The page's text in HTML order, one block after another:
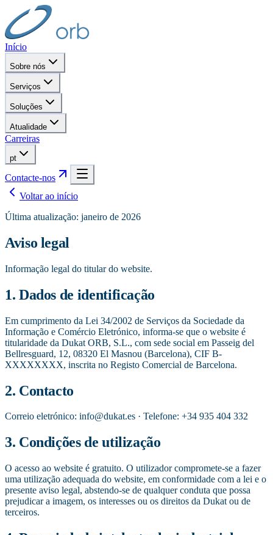
Início
Sobre nós
Serviços
Soluções
Atualidade
Carreiras
pt
Contacte-nos
Voltar ao início
Última atualização: janeiro de 2026
Aviso legal
Informação legal do titular do website.
1. Dados de identificação
Em cumprimento da Lei 34/2002 de Serviços da Sociedade da
Informação e Comércio Eletrónico, informa-se que o website é
titularidade da Dukat ORB, S.L., com sede social em Passeig del
Bellresguard, 12, 08320 El Masnou (Barcelona), CIF B-
XXXXXXXX, inscrita no Registo Comercial de Barcelona.
2. Contacto
Correio eletrónico: info@dukat.es · Telefone: +34 935 404 332
3. Condições de utilização
O acesso ao website é gratuito. O utilizador compromete-se a fazer
uma utilização adequada do website, em conformidade com a lei e o
presente aviso legal, abstendo-se de qualquer conduta que possa
prejudicar a imagem, os interesses ou os direitos da Dukat ou de
terceiros.